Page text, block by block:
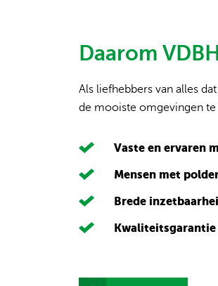
Daarom
Als liefhebbers van alles
de mooiste omgevingen te
Vaste en ervaren
Mensen met
Brede